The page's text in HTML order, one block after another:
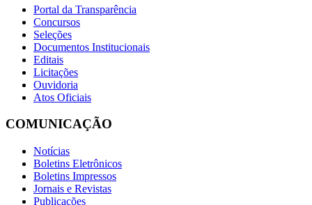
Portal da Transparência
Concursos
Seleções
Documentos Institucionais
Editais
Licitações
Ouvidoria
Atos Oficiais
COMUNICAÇÃO
Notícias
Boletins Eletrônicos
Boletins Impressos
Jornais e Revistas
Publicações